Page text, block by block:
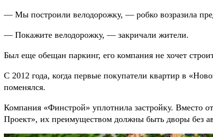
— Мы построили велодорожку, — робко возразила
— Покажите велодорожку, — закричали жители.
Был еще обещан паркинг, его компания не хочет
С 2012 года, когда первые покупатели квартир в
поменялся.
Компания «Финстрой» уплотнила застройку. Вместо
Проект», их преимуществом должны быть дворы без